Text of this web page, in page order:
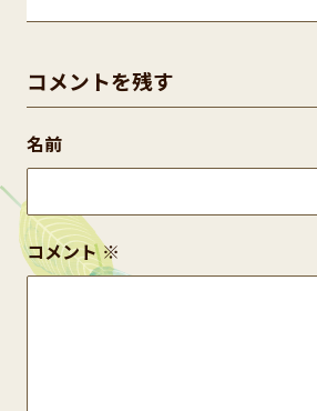
コメントを残す
コメント※
名前